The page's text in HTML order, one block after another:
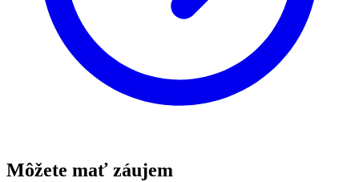
Môžete mať záujem